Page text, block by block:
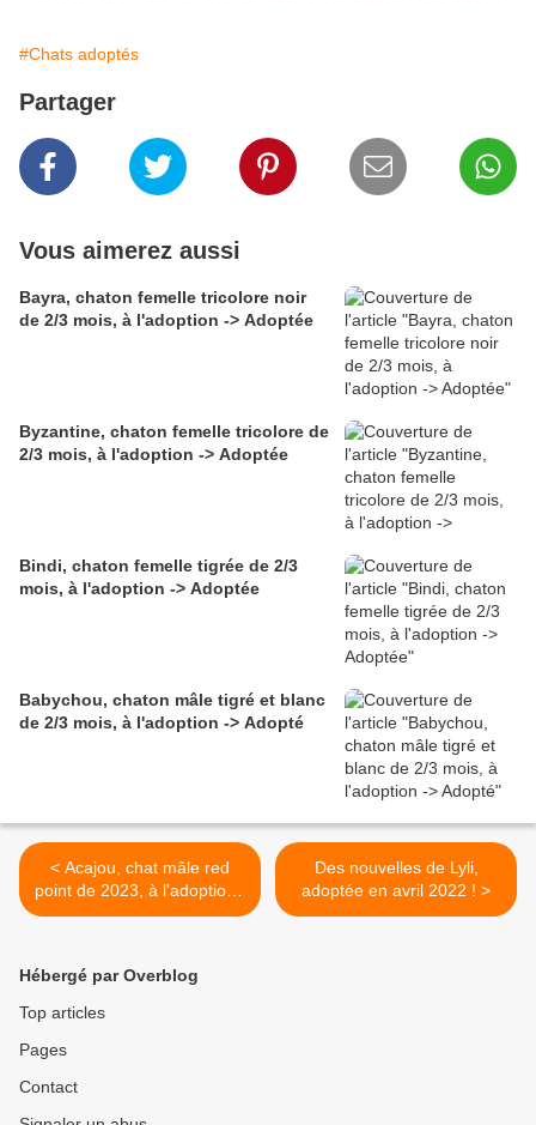
#Chats adoptés
Partager
Vous aimerez aussi
Bayra, chaton femelle tricolore noir
de 2/3 mois, à l'adoption -> Adoptée
Byzantine, chaton femelle tricolore de
2/3 mois, à l'adoption -> Adoptée
Bindi, chaton femelle tigrée de 2/3
mois, à l'adoption -> Adoptée
Babychou, chaton mâle tigré et blanc
de 2/3 mois, à l'adoption -> Adopté
< Acajou, chat mâle red
point de 2023, à l'adoption -
> adopté
Des nouvelles de Lyli,
adoptée en avril 2022 ! >
Hébergé par Overblog
Top articles
Pages
Contact